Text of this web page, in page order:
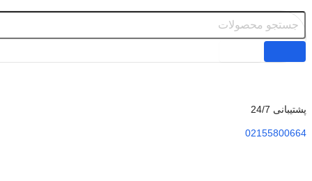
پشتیبانی 24/7
02155800664